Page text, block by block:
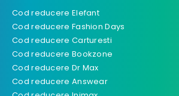
Cod reducere Elefant
Cod reducere Fashion Days
Cod reducere Carturesti
Cod reducere Bookzone
Cod reducere Dr Max
Cod reducere Answear